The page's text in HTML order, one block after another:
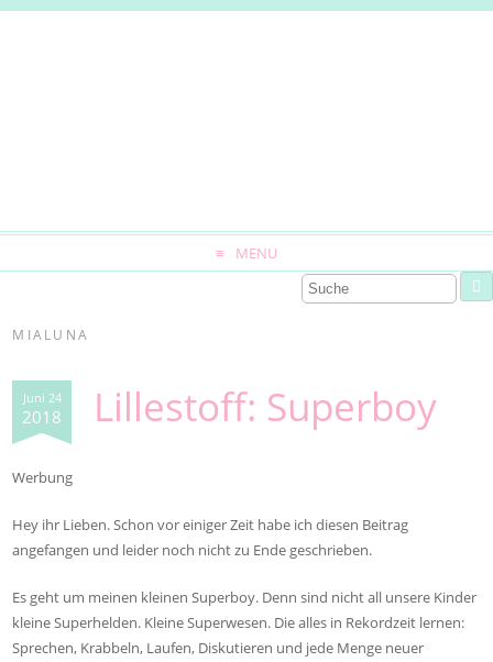
MENU
MIALUNA
Juni 24
2018 Lillestoff: Superboy
Werbung
Hey ihr Lieben. Schon vor einiger Zeit habe ich diesen Beitrag
angefangen und leider noch nicht zu Ende geschrieben.
Es geht um meinen kleinen Superboy. Denn sind nicht all unsere Kinder
kleine Superhelden. Kleine Superwesen. Die alles in Rekordzeit lernen:
Sprechen, Krabbeln, Laufen, Diskutieren und jede Menge neuer